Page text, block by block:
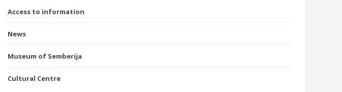
Access to information
News
Museum of Semberija
Cultural Centre